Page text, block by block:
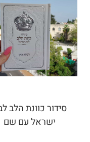
סידור כוונת הלב
ישראל עם שם